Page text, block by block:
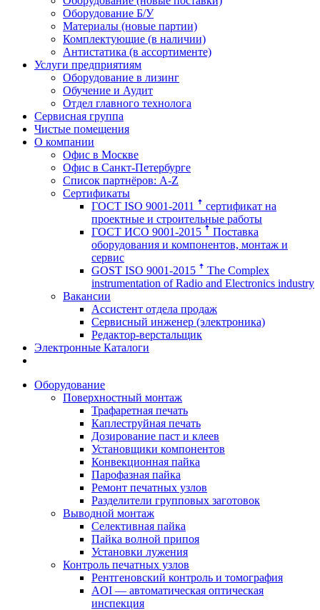
Оборудование Б/У
Материалы (новые партии)
Комплектующие (в наличии)
Антистатика (в ассортименте)
Услуги предприятиям
Оборудование в лизинг
Обучение и Аудит
Отдел главного технолога
Сервисная группа
Чистые помещения
О компании
Офис в Москве
Офис в Санкт-Петербурге
Список партнёров: A-Z
Сертификаты
ГОСТ ISO 9001-2011 ꜛ сертификат на
проектные и строительные работы
ГОСТ ИСО 9001-2015 ꜛ Поставка
оборудования и компонентов, монтаж и
сервис
GOST ISO 9001-2015 ꜛ The Complex
instrumentation of Radio and Electronics industry
Вакансии
Ассистент отдела продаж
Сервисный инженер (электроника)
Редактор-верстальщик
Электронные Каталоги
Оборудование
Поверхностный монтаж
Трафаретная печать
Каплеструйная печать
Дозирование паст и клеев
Установщики компонентов
Конвекционная пайка
Парофазная пайка
Ремонт печатных узлов
Разделители групповых заготовок
Выводной монтаж
Селективная пайка
Пайка волной припоя
Установки лужения
Контроль печатных узлов
Рентгеновский контроль и томография
AOI — автоматическая оптическая
инспекция